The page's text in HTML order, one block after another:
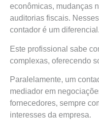
econômicas, mudanças
auditorias fiscais.
contador é um diferencial.
Este profissional sabe
complexas, oferecendo
Paralelamente, um
mediador em
fornecedores, sempre
interesses da empresa.